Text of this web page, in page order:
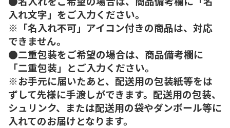
入れ文字」をご入力ください。
※「名入れ不可」アイコン付きの商品は、対応
できません。
●二重包装をご希望の場合は、商品備考欄に
「二重包装」とご入力ください。
※お手元に届いたあと、配送用の包装紙等をは
ずして先様に手渡しができます。配送用の包装、
シュリンク、または配送用の袋やダンボール等に
入れてのお届けとなります。